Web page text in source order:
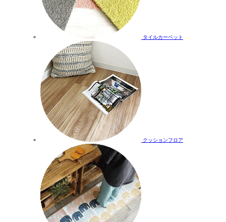
タイルカーペット
クッションフロア